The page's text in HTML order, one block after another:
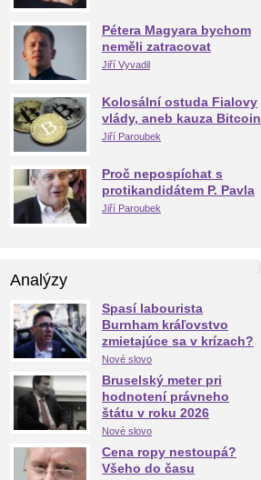
Pétera Magyara bychom
neměli zatracovat
Jiří Vyvadil
Kolosální ostuda Fialovy
vlády, aneb kauza Bitcoin
Jiří Paroubek
Proč nepospíchat s
protikandidátem P. Pavla
Jiří Paroubek
Analýzy
Spasí labourista
Burnham kráľovstvo
zmietajúce sa v krízach?
Nové slovo
Bruselský meter pri
hodnotení právneho
štátu v roku 2026
Nové slovo
Cena ropy nestoupá?
Všeho do času